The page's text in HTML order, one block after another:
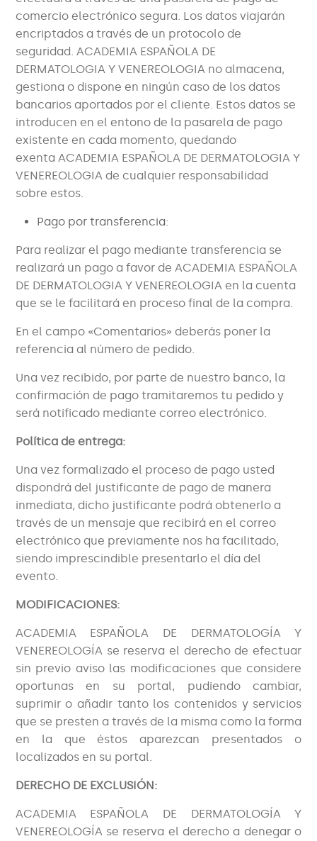
comercio electrónico segura. Los datos viajarán
encriptados a través de un protocolo de
seguridad. ACADEMIA ESPAÑOLA DE
DERMATOLOGIA Y VENEREOLOGIA no almacena,
gestiona o dispone en ningún caso de los datos
bancarios aportados por el cliente. Estos datos se
introducen en el entono de la pasarela de pago
existente en cada momento, quedando
exenta ACADEMIA ESPAÑOLA DE DERMATOLOGIA Y
VENEREOLOGIA de cualquier responsabilidad
sobre estos.
Pago por transferencia:
Para realizar el pago mediante transferencia se
realizará un pago a favor de ACADEMIA ESPAÑOLA
DE DERMATOLOGIA Y VENEREOLOGIA en la cuenta
que se le facilitará en proceso final de la compra.
En el campo «Comentarios» deberás poner la
referencia al número de pedido.
Una vez recibido, por parte de nuestro banco, la
confirmación de pago tramitaremos tu pedido y
será notificado mediante correo electrónico.
Política de entrega:
Una vez formalizado el proceso de pago usted
dispondrá del justificante de pago de manera
inmediata, dicho justificante podrá obtenerlo a
través de un mensaje que recibirá en el correo
electrónico que previamente nos ha facilitado,
siendo imprescindible presentarlo el día del
evento.
MODIFICACIONES:
ACADEMIA ESPAÑOLA DE DERMATOLOGÍA Y
VENEREOLOGÍA se reserva el derecho de efectuar
sin previo aviso las modificaciones que considere
oportunas en su portal, pudiendo cambiar,
suprimir o añadir tanto los contenidos y servicios
que se presten a través de la misma como la forma
en la que éstos aparezcan presentados o
localizados en su portal.
DERECHO DE EXCLUSIÓN:
ACADEMIA ESPAÑOLA DE DERMATOLOGÍA Y
VENEREOLOGÍA se reserva el derecho a denegar o